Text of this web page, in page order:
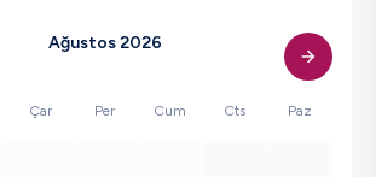
Ağustos 2026
Çar Per Cum Cts Paz